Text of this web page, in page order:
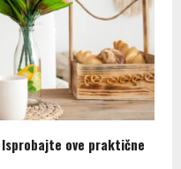
Isprobajte ove praktične